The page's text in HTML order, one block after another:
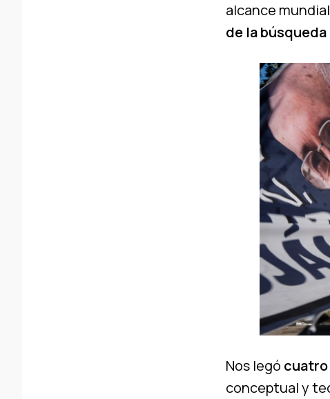
alcance mundial
de la
Nos legó
conceptual y